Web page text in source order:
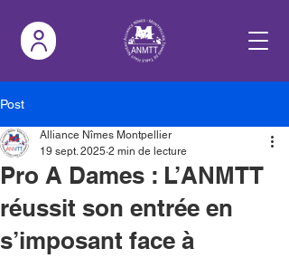
Post
Pro A Dames : L’ANMTT
réussit son entrée en
s’imposant face à
Alliance Nîmes Montpellier
19 sept. 2025 2 min de lecture